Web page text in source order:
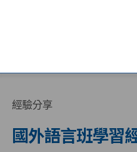
經驗分享
國外語言班學習